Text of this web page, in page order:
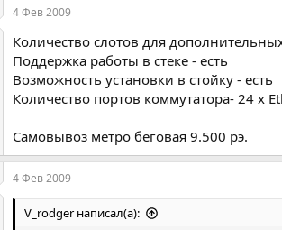
4 Фев 2009
Количество слотов для
Поддержка работы в стеке - есть
Возможность установки в стойку - есть
Количество портов коммутатора- 24 x
Самовывоз метро беговая 9.500 рэ.
4 Фев 2009
V_rodger написал(а):